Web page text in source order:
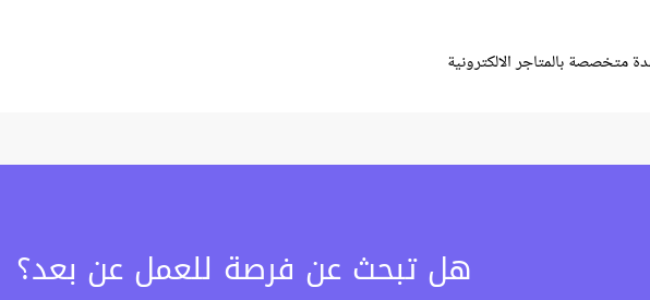
متخصصة بالمتاجر الالكترونية
هل تبحث عن فرصة للعمل عن بعد؟